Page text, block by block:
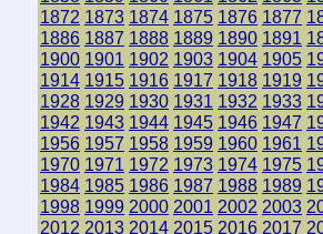
1872 1873 1874 1875 1876 1877
1886 1887 1888 1889 1890 1891
1900 1901 1902 1903 1904 1905
1914 1915 1916 1917 1918 1919
1928 1929 1930 1931 1932 1933
1942 1943 1944 1945 1946 1947
1956 1957 1958 1959 1960 1961
1970 1971 1972 1973 1974 1975
1984 1985 1986 1987 1988 1989
1998 1999 2000 2001 2002 2003
2012 2013 2014 2015 2016 2017